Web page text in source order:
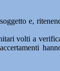
e,
volti a